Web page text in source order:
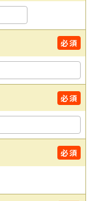
必須
必須
必須